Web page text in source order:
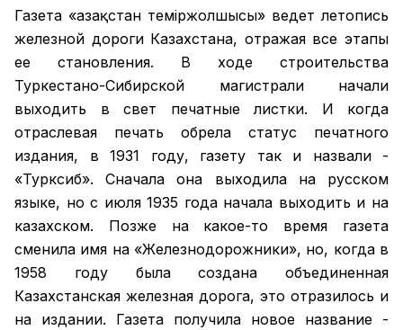
Газета «Қазақстан теміржолшысы» ведет летопись
железной дороги Казахстана, отражая все этапы
ее становления. В ходе строительства
Туркестано-Сибирской магистрали начали
выходить в свет печатные листки. И когда
отраслевая печать обрела статус печатного
издания, в 1931 году, газету так и назвали -
«Турксиб». Сначала она выходила на русском
языке, но с июля 1935 года начала выходить и на
казахском. Позже на какое-то время газета
сменила имя на «Железнодорожники», но, когда в
1958 году была создана объединенная
Казахстанская железная дорога, это отразилось и
на издании. Газета получила новое название -